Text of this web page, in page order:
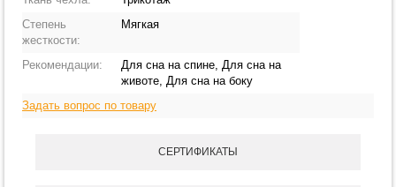
Степень
жесткости:
Мягкая
Рекомендации:
Для сна на спине, Для сна на
животе, Для сна на боку
Задать вопрос по товару
СЕРТИФИКАТЫ